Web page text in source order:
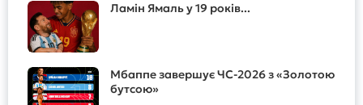
Ламін Ямаль у 19 років...
Мбаппе завершує ЧС-2026 з «Золотою
бутсою»